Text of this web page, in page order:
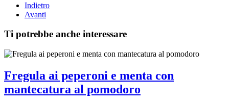
Indietro
Avanti
Ti potrebbe anche interessare
Fregula ai peperoni e menta con
mantecatura al pomodoro